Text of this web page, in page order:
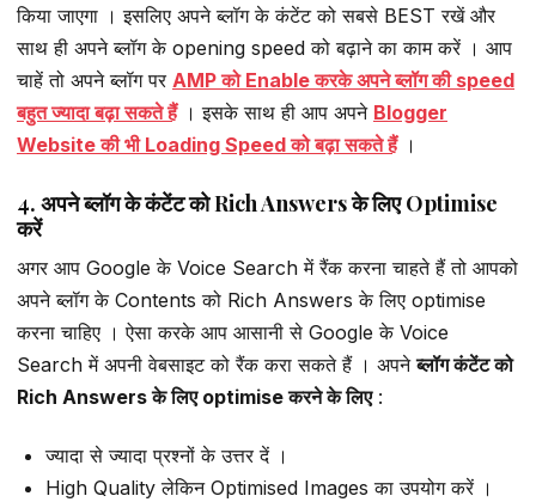
किया जाएगा । इसलिए अपने ब्लॉग के कंटेंट को सबसे BEST रखें और
साथ ही अपने ब्लॉग के opening speed को बढ़ाने का काम करें । आप
चाहें तो अपने ब्लॉग पर AMP को Enable करके अपने ब्लॉग की speed
बहुत ज्यादा बढ़ा सकते हैं। इसके साथ ही आप अपने Blogger
Website की भी Loading Speed को बढ़ा सकते हैं।
4. अपने ब्लॉग के कंटेंट को Rich Answers के लिए Optimise
करें
अगर आप Google के Voice Search में रैंक करना चाहते हैं तो आपको
अपने ब्लॉग के Contents को Rich Answers के लिए optimise
करना चाहिए । ऐसा करके आप आसानी से Google के Voice
Search में अपनी वेबसाइट को रैंक करा सकते हैं । अपनेब्लॉग कंटेंट को
Rich Answers के लिए optimise करने के लिए:
ज्यादा से ज्यादा प्रश्नों के उत्तर दें ।
High Quality लेकिन Optimised Images का उपयोग करें ।